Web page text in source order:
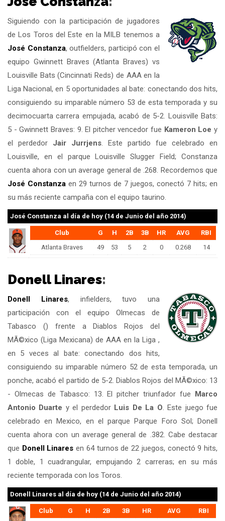
Siguiendo con la participación de jugadores
de Los Toros del Este en la MILB tenemos a
José Constanza, outfielders, participó con el
equipo Gwinnett Braves (Atlanta Braves) vs
Louisville Bats (Cincinnati Reds) de AAA en la
Liga Nacional, en 5 oportunidades al bate: conectando dos hits,
consiguiendo su imparable número 53 de esta temporada y su
decimocuarta carrera empujada, acabó de 5-2. Louisville Bats:
5 - Gwinnett Braves: 9. El pitcher vencedor fue Kameron Loe y
el perdedor Jair Jurrjens. Este partido fue celebrado en
Louisville, en el parque Louisville Slugger Field; Constanza
cuenta ahora con un average general de .268. Recordemos que
José Constanza en 29 turnos de 7 juegos, conectó 7 hits; en
su más reciente campaña con el equipo taurino.
José Constanza al día de hoy (14 de Junio del año 2014)
Club G H 2B 3B HR AVG
RBI
Atlanta Braves
49 53 5 2 0 0.268 14
Donell Linares:
Donell Linares, infielders, tuvo una
participación con el equipo Olmecas de
Tabasco () frente a Diablos Rojos del
MÃ©xico (Liga Mexicana) de AAA en la Liga ,
en 5 veces al bate: conectando dos hits,
consiguiendo su imparable número 52 de esta temporada, un
ponche, acabó el partido de 5-2. Diablos Rojos del MÃ©xico: 13
- Olmecas de Tabasco: 13. El pitcher triunfador fue Marco
Antonio Duarte y el perdedor Luis De La O. Este juego fue
celebrado en Mexico, en el parque Parque Foro Sol; Donell
cuenta ahora con un average general de .382. Cabe destacar
que Donell Linares en 64 turnos de 22 juegos, conectó 9 hits,
1 doble, 1 cuadrangular, empujando 2 carreras; en su más
reciente temporada con los Toros.
Donell Linares al día de hoy (14 de Junio del año 2014)
Club G H 2B 3B HR AVG
RBI